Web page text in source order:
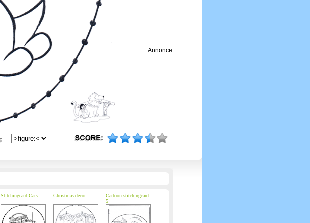
Annonce
Stitchingcard Cars Christmas decor
Cartoon stitchingcard
5